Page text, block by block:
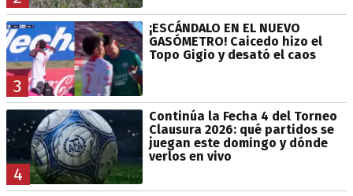
3
¡ESCÁNDALO EN EL NUEVO
GASÓMETRO! Caicedo hizo el
Topo Gigio y desató el caos
4
Continúa la Fecha 4 del Torneo
Clausura 2026: qué partidos se
juegan este domingo y dónde
verlos en vivo